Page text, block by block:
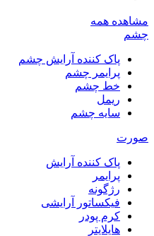
مشاهده همه
چشم
پاک کننده آرایش چشم
پرایمر چشم
خط چشم
ریمل
سایه چشم
صورت
پاک کننده آرایش
پرایمر
رژگونه
فیکساتور آرایشی
کرم پودر
هایلایتر